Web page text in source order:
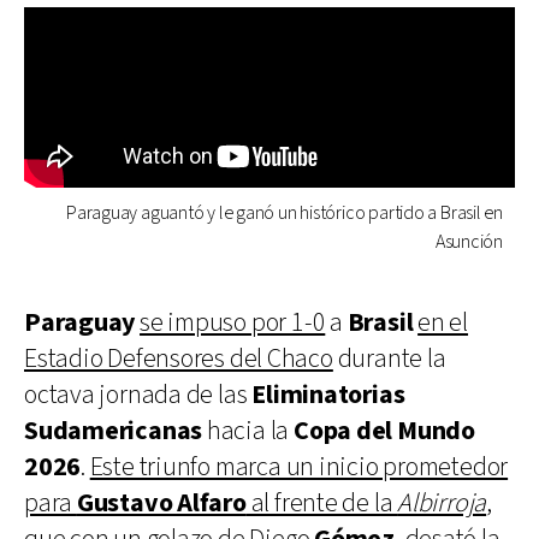
Paraguay aguantó y le ganó un histórico partido a Brasil en
Asunción
Paraguayse impuso por 1-0 a Brasilen el
Estadio Defensores del Chaco durante la
octava jornada de las Eliminatorias
Sudamericanashacia la Copa del Mundo
2026. Este triunfo marca un inicio prometedor
para Gustavo Alfaroal frente de laAlbirroja,